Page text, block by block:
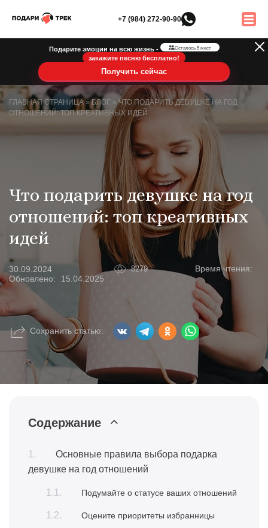
+7 (984) 272-90-90
Подарите эмоции на всю жизнь - Осталось 5 мест
закажите песню бесплатно!
Получить сейчас
ГЛАВНАЯ СТРАНИЦА»БЛОГ »ЧТО ПОДАРИТЬ ДЕВУШКЕ НА ГОД
ОТНОШЕНИЙ: ТОП КРЕАТИВНЫХ ИДЕЙ
Что подарить девушке на год
отношений: топ креативных
идей
30.09.2024 8279
Время чтения:
Обновлено:
15.04.2025
Сохранить статью:
Содержание
Основные правила выбора подарка
девушке на год отношений
Подумайте о статусе ваших отношений
Оцените приоритеты избранницы